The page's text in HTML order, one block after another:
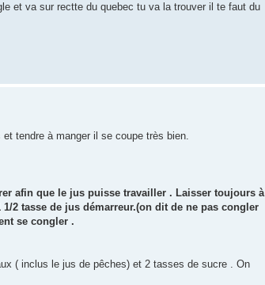
et va sur rectte du quebec tu va la trouver il te faut du
tendre à manger il se coupe très bien.
afin que le jus puisse travailler . Laisser toujours à
2 tasse de jus démarreur.(on dit de ne pas congler
se congler .
( inclus le jus de pêches) et 2 tasses de sucre . On